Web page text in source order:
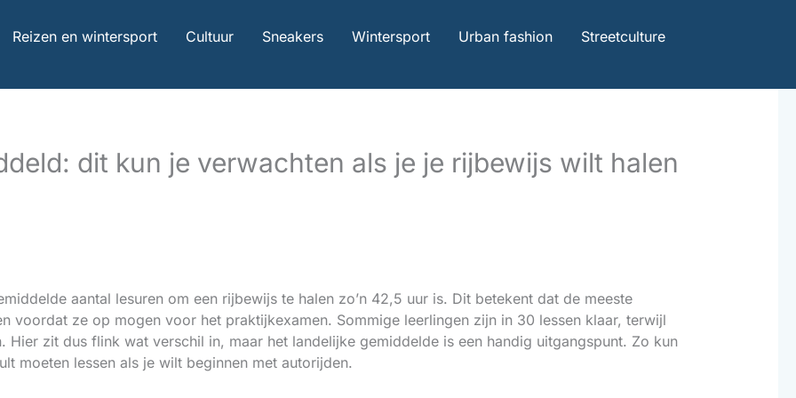
Reizen en wintersport Cultuur Sneakers Wintersport Urban fashion
Streetculture
dit kun je verwachten als je je rijbewijs wilt halen
aantal lesuren om een rijbewijs te halen zo’n 42,5 uur is. Dit betekent dat de meeste
voordat ze op mogen voor het praktijkexamen. Sommige leerlingen zijn in 30 lessen klaar, terwijl
Hier zit dus flink wat verschil in, maar het landelijke gemiddelde is een handig uitgangspunt. Zo kun
moeten lessen als je wilt beginnen met autorijden.